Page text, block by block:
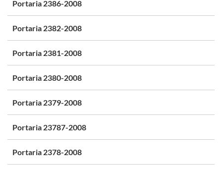
Portaria 2386-2008
Portaria 2382-2008
Portaria 2381-2008
Portaria 2380-2008
Portaria 2379-2008
Portaria 23787-2008
Portaria 2378-2008